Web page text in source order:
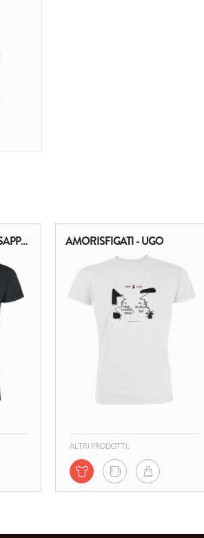
AMORI SFIGATI "WHATSAPP" BLACK AMORISFIGATI - UGO
ALTRI PRODOTTI: